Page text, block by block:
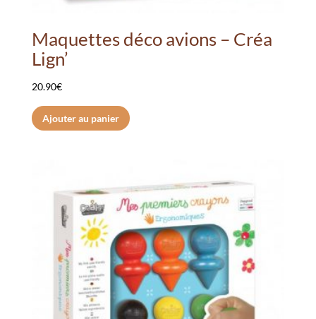
Maquettes déco avions – Créa
Lign’
20.90€
Ajouter au panier